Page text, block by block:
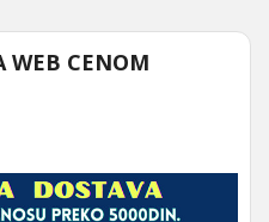
WEB CENOM